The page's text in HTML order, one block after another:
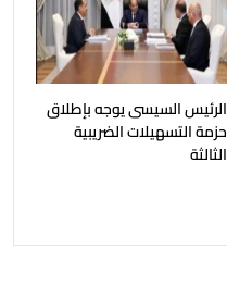
الرئيس السيسى يوجه بإطلاق
حزمة التسهيلات الضريبية
الثالثة